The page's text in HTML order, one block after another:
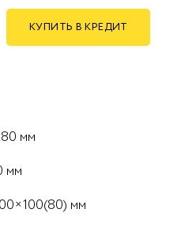
КУПИТЬ В КРЕДИТ
мм
мм
мм